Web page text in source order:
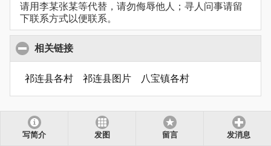
请用李某张某等代替，请勿侮辱他人；寻人问事请留
下联系方式以便联系。
相关链接
祁连县各村 祁连县图片 八宝镇各村
写简介 发图 留言 发消息